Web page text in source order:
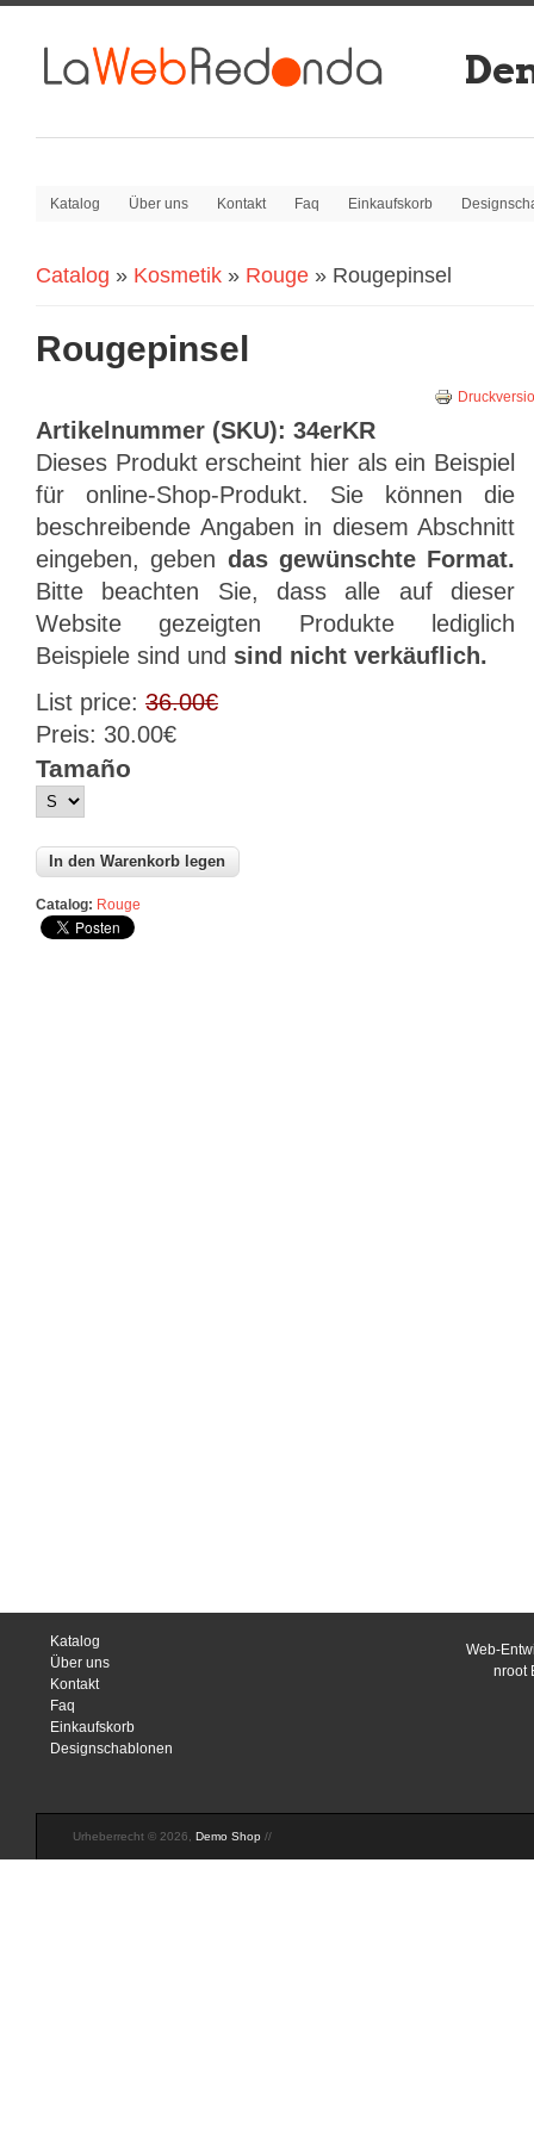
Katalog Über uns Kontakt Faq Einkaufskorb
Sie sind hier:
Catalog » Kosmetik » Rouge » Rougepinsel
Rougepinsel
Artikelnummer (SKU): 34erKR
Dieses Produkt erscheint hier als ein Beispiel
für online-Shop-Produkt. Sie können die
beschreibende Angaben in diesem Abschnitt
eingeben, geben das gewünschte Format.
Bitte beachten Sie, dass alle auf dieser
Website gezeigten Produkte lediglich
Beispiele sind und sind nicht verkäuflich.
List price: 36.00€
Preis: 30.00€
Tamaño
Catalog: Rouge
Katalog
Über uns
Kontakt
Faq
Einkaufskorb
Designschablonen
Web-
nroot
Urheberrecht © 2026, Demo Shop //